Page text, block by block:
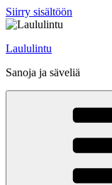
Siirry sisältöön
Laululintu
Sanoja ja säveliä